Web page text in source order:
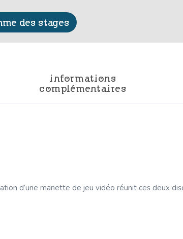
des stages
informations
complémentaires
d’une manette de jeu vidéo réunit ces deux